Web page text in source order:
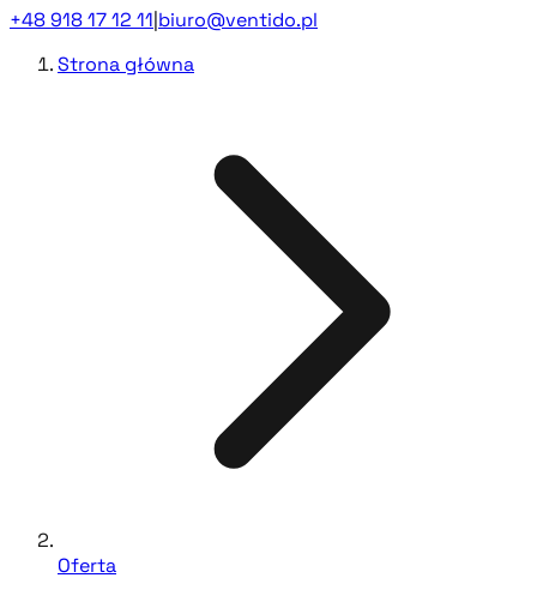
+48 918 17 12 11 biuro@ventido.pl
Strona główna
Oferta